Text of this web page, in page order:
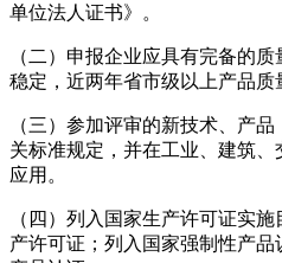
单位法人证书》。
（二）申报企业应具有完备的
稳定，近两年省市级以上产品质
（三）参加评审的新技术、产
关标准规定，并在工业、建筑
应用。
（四）列入国家生产许可证实
产许可证；列入国家强制性产